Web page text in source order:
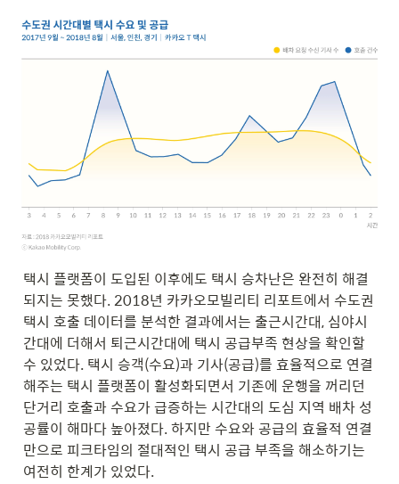
택시 플랫폼이 도입된 이후에도 택시 승차난은 완전히 해결
되지는 못했다. 2018년 카카오모빌리티 리포트에서 수도권
택시 호출 데이터를 분석한 결과에서는 출근시간대, 심야시
간대에 더해서 퇴근시간대에 택시 공급부족 현상을 확인할
수 있었다. 택시 승객(수요)과 기사(공급)를 효율적으로 연결
해주는 택시 플랫폼이 활성화되면서 기존에 운행을 꺼리던
단거리 호출과 수요가 급증하는 시간대의 도심 지역 배차 성
공률이 해마다 높아졌다. 하지만 수요와 공급의 효율적 연결
만으로 피크타임의 절대적인 택시 공급 부족을 해소하기는
여전히 한계가 있었다.